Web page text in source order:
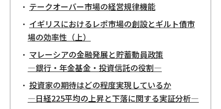
テークオーバー市場の経営規律機能
イギリスにおけるレポ市場の創設とギルト債市
場の効率性（上）
マレーシアの金融発展と貯蓄動員政策
―銀行・年金基金・投資信託の役割―
投資家の期待はどの程度実現しているか
―日経225平均の上昇と下落に関する実証分析―